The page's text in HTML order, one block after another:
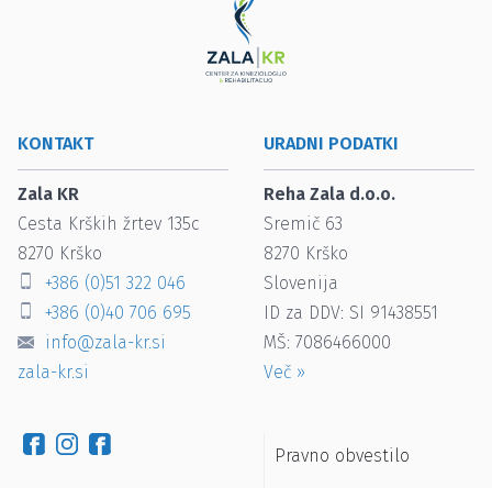
KONTAKT
Zala KR
Cesta Krških žrtev 135c
8270 Krško
+386 (0)51 322 046
+386 (0)40 706 695
info@zala-kr.si
zala-kr.si
URADNI PODATKI
Reha Zala d.o.o.
Sremič 63
8270 Krško
Slovenija
ID za DDV: SI 91438551
MŠ: 7086466000
Več »
Pravno obvestilo